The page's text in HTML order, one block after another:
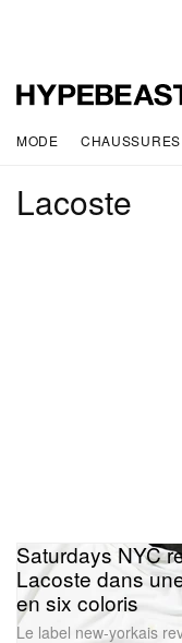
MODE CHAUSSURES
Lacoste
Saturdays NYC
Lacoste dans
en six coloris
Le label new-yorkais